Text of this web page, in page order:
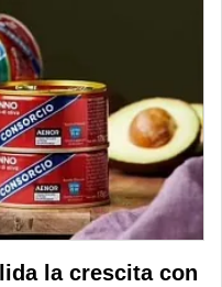
la crescita con